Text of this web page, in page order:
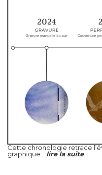
Cette chronologie retrace
graphique... lire la suite